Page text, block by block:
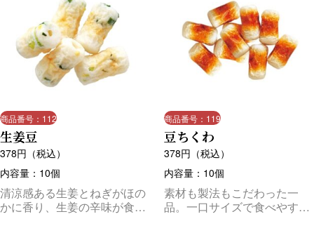
商品番号：112
生姜豆
378円（税込）
内容量：10個
清涼感ある生姜とねぎがほの
かに香り、生姜の辛味が食欲
商品番号：119
豆ちくわ
378円（税込）
内容量：10個
素材も製法もこだわった一
品。一口サイズで食べやす